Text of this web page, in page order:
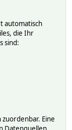
automatisch
die Ihr
sind:
Eine